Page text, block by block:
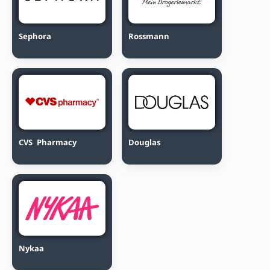
Sephora Rossmann
CVS Pharmacy Douglas
Nykaa